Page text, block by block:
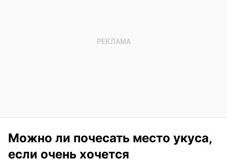
Можно ли почесать место укуса,
если очень хочется